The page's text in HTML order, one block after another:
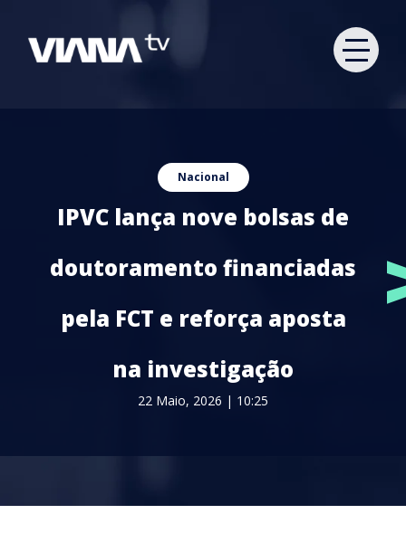
Nacional
IPVC lança nove bolsas de
doutoramento financiadas
pela FCT e reforça aposta
na investigação
22 Maio, 2026 | 10:25